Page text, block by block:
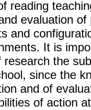
reading
evaluation
and
It is
research the
since the
and of
of action